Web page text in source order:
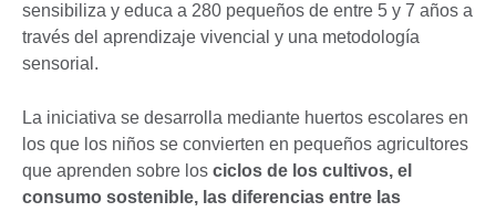
sensibiliza y educa a 280 pequeños de entre 5 y 7 años a
través del aprendizaje vivencial y una metodología
sensorial.
La iniciativa se desarrolla mediante huertos escolares en
los que los niños se convierten en pequeños agricultores
que aprenden sobre los ciclos de los cultivos, el
consumo sostenible, las diferencias entre las